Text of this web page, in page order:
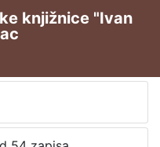
i društvena
knjižnice "Ivan